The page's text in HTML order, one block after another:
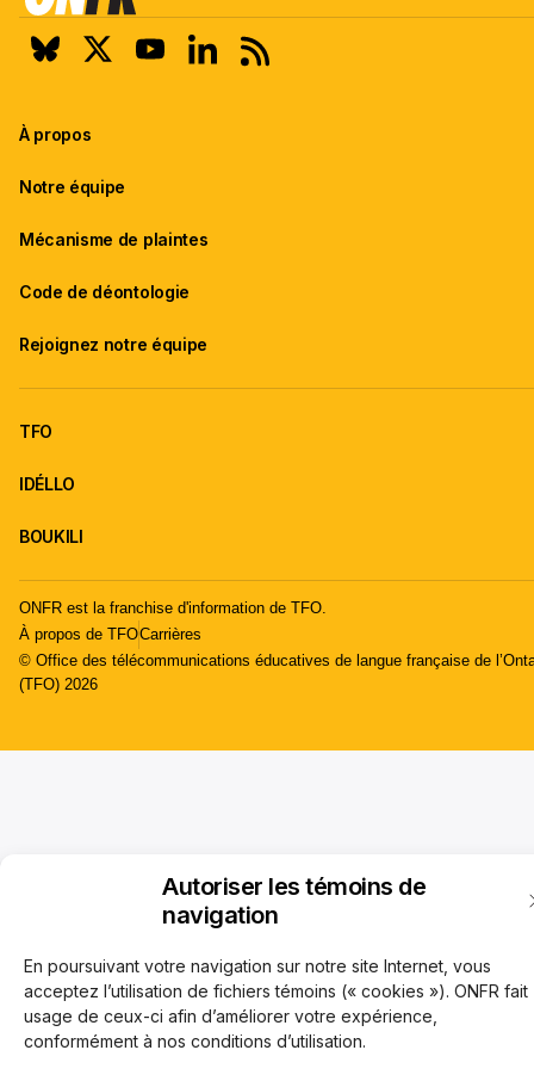
Autoriser les témoins de
navigation
En poursuivant votre navigation sur notre site Internet, vous
acceptez l’utilisation de fichiers témoins (« cookies »). ONFR fait
usage de ceux-ci afin d’améliorer votre expérience,
conformément à nos conditions d’utilisation.
À propos
Notre équipe
Mécanisme de plaintes
Code de déontologie
Rejoignez notre équipe
TFO
IDÉLLO
BOUKILI
ONFR est la franchise d'information de TFO.
À propos de TFOCarrières
© Office des télécommunications éducatives de langue française de
(TFO) 2026